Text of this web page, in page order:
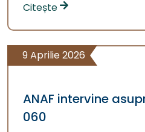
Citește
9 Aprilie 2026
ANAF intervine
060